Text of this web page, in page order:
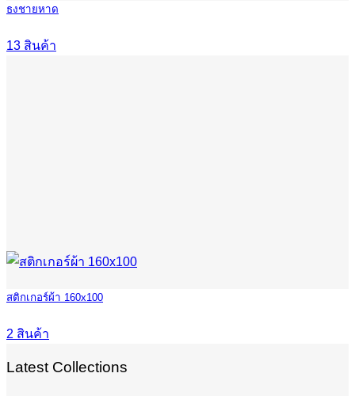
ธงชายหาด
13 สินค้า
สติกเกอร์ผ้า 160x100
2 สินค้า
Latest Collections